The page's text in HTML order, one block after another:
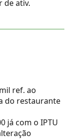
de ativ.
ref. ao
do restaurante
já com o IPTU